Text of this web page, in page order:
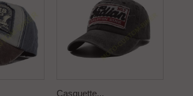
Casquette...